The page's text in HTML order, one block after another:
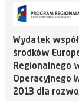
Wydatek
środków
Regionalnego
Operacyjnego
2013 dla